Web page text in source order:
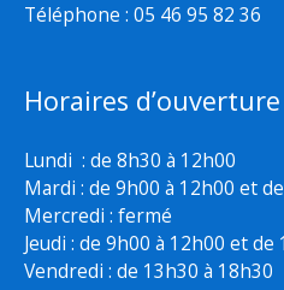
Téléphone : 05 46 95 82 36
Horaires
Lundi : de 8h30 à 12h00
Mardi : de 9h00 à 12h00 et
Mercredi : fermé
Jeudi : de 9h00 à 12h00 et de
Vendredi : de 13h30 à 18h30